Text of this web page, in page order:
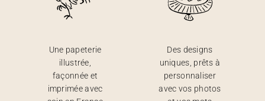
Une papeterie
illustrée,
façonnée et
imprimée avec
Des designs
uniques, prêts à
personnaliser
avec vos photos